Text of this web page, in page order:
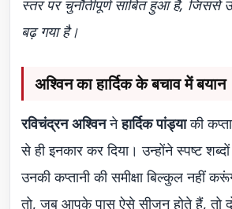
स्तर पर चुनौतीपूर्ण साबित हुआ है, जिससे
बढ़ गया है।
अश्विन का हार्दिक के बचाव में बयान
रविचंद्रन अश्विननेहार्दिक पांड्याकी
से ही इनकार कर दिया। उन्होंने स्पष्ट
उनकी कप्तानी की समीक्षा बिल्कुल नहीं
तो, जब आपके पास ऐसे सीजन होते हैं, तो